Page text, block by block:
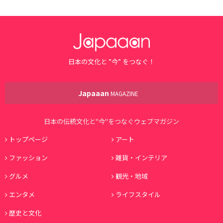
日本の文化と ”今” をつなぐ！
Japaaan MAGAZINE
日本の伝統文化と"今"をつなぐウェブマガジン
トップページ
アート
ファッション
雑貨・インテリア
グルメ
観光・地域
エンタメ
ライフスタイル
歴史と文化